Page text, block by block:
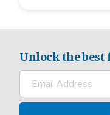
Unlock the best